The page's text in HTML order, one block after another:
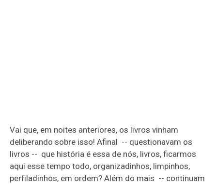
Vai que, em noites anteriores, os livros vinham
deliberando sobre isso! Afinal -- questionavam os
livros -- que história é essa de nós, livros, ficarmos
aqui esse tempo todo, organizadinhos, limpinhos,
perfiladinhos, em ordem? Além do mais -- continuam